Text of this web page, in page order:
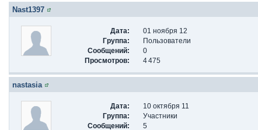
Nast1397
Дата:
01 ноября 12
Группа:
Пользователи
Сообщений:
0
Просмотров:
4 475
nastasia
Дата:
10 октября 11
Группа:
Участники
Сообщений:
5